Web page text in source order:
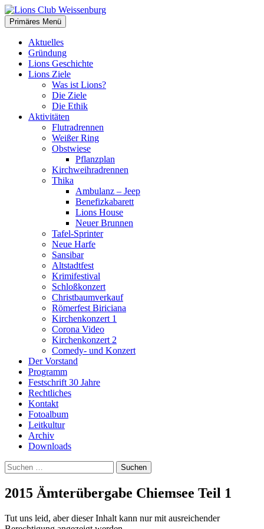
Zum
Inhalt
springen
Lions Club Weissenburg
Suchen
Primäres Menü
Aktuelles
Gründung
Lions Geschichte
Lions Ziele
Was ist Lions?
Die Ziele
Die Ethik
Aktivitäten
Flutradrennen
Weißer Ring
Obstwiese
Pflanzplan
Kirchweihradrennen
Thika
Ambulanz – Jeep
Benefizkabarett
Lions House
Neuer Brunnen
Tafel-Sprinter
Neue Harfe
Sansibar
Altstadtfest
Krimifestival
Schloßkonzert
Christbaumverkauf
Römerfest Biriciana
Kirchenkonzert 1
Corona Video
Kirchenkonzert 2
Comedy- und Konzert
Der Vorstand
Programm
Festschrift 30 Jahre
Rechtliches
Kontakt
Fotoalbum
Leitkultur
Archiv
Downloads
Suchen
nach:
2015 Ämterübergabe Chiemsee Teil 1
Tut uns leid, aber dieser Inhalt kann nur mit ausreichender